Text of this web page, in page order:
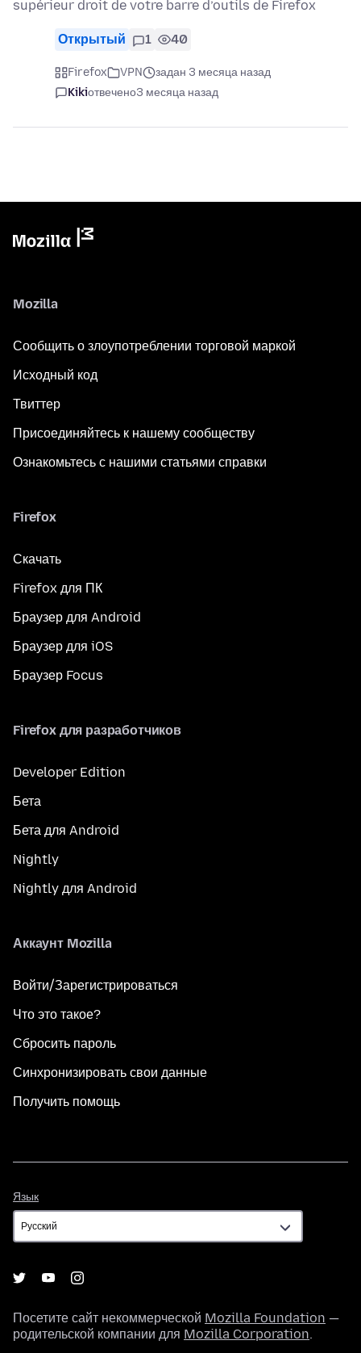
supérieur droit de votre barre d’outils de Firefox
Открытый 1 40
Firefox VPN
задан 3 месяца назад
Kikiотвечено3 месяца назад
Mozilla
Сообщить о злоупотреблении торговой маркой
Исходный код
Твиттер
Присоединяйтесь к нашему сообществу
Ознакомьтесь с нашими статьями справки
Firefox
Скачать
Firefox для ПК
Браузер для Android
Браузер для iOS
Браузер Focus
Firefox для разработчиков
Developer Edition
Бета
Бета для Android
Nightly
Nightly для Android
Аккаунт Mozilla
Войти/Зарегистрироваться
Что это такое?
Сбросить пароль
Синхронизировать свои данные
Получить помощь
Язык
Посетите сайт некоммерческой Mozilla Foundation —
родительской компании для Mozilla Corporation.